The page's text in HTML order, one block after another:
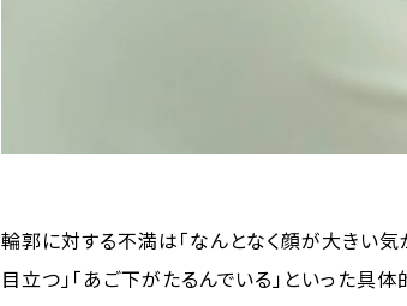
輪郭に対する不満は「なんとなく顔が大きい気
目立つ」「あご下がたるんでいる」といった具